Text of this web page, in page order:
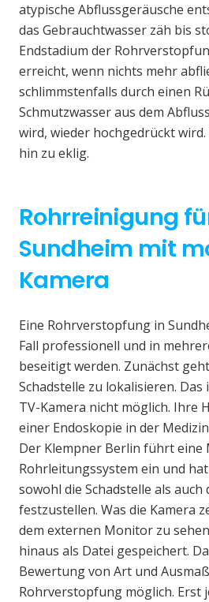
atypische Abflussgeräusche
das Gebrauchtwasser zäh bis
Endstadium der
erreicht, wenn nichts mehr
schlimmstenfalls durch einen
Schmutzwasser aus dem
wird, wieder hochgedrückt
hin zu eklig.
Rohrreinigung
Sundheim mit
Kamera
Eine Rohrverstopfung in
Fall professionell und in
beseitigt werden. Zunächst
Schadstelle zu lokalisieren.
TV-Kamera nicht möglich. Ihre
einer Endoskopie in der
Der Klempner Berlin führt eine
Rohrleitungssystem ein und hat
sowohl die Schadstelle als auch
festzustellen. Was die Kamera
dem externen Monitor zu
hinaus als Datei gespeichert.
Bewertung von Art und
Rohrverstopfung möglich. Erst